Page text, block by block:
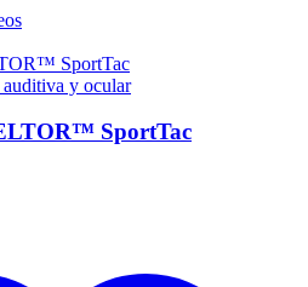
y ocular
SportTac